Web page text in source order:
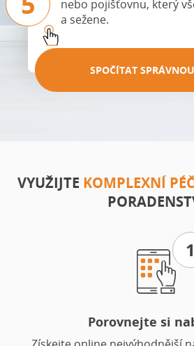
nebo pojišťovnu, který
a sežene.
SPOČÍTAT
VYUŽIJTE KOMPLEXNÍ
1
Porovnejte si